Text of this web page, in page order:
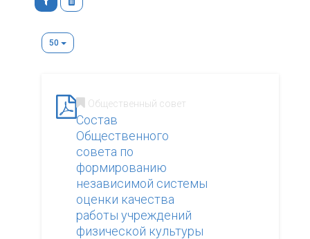
50
Общественный совет
Состав
Общественного
совета по
формированию
независимой системы
оценки качества
работы учреждений
физической культуры